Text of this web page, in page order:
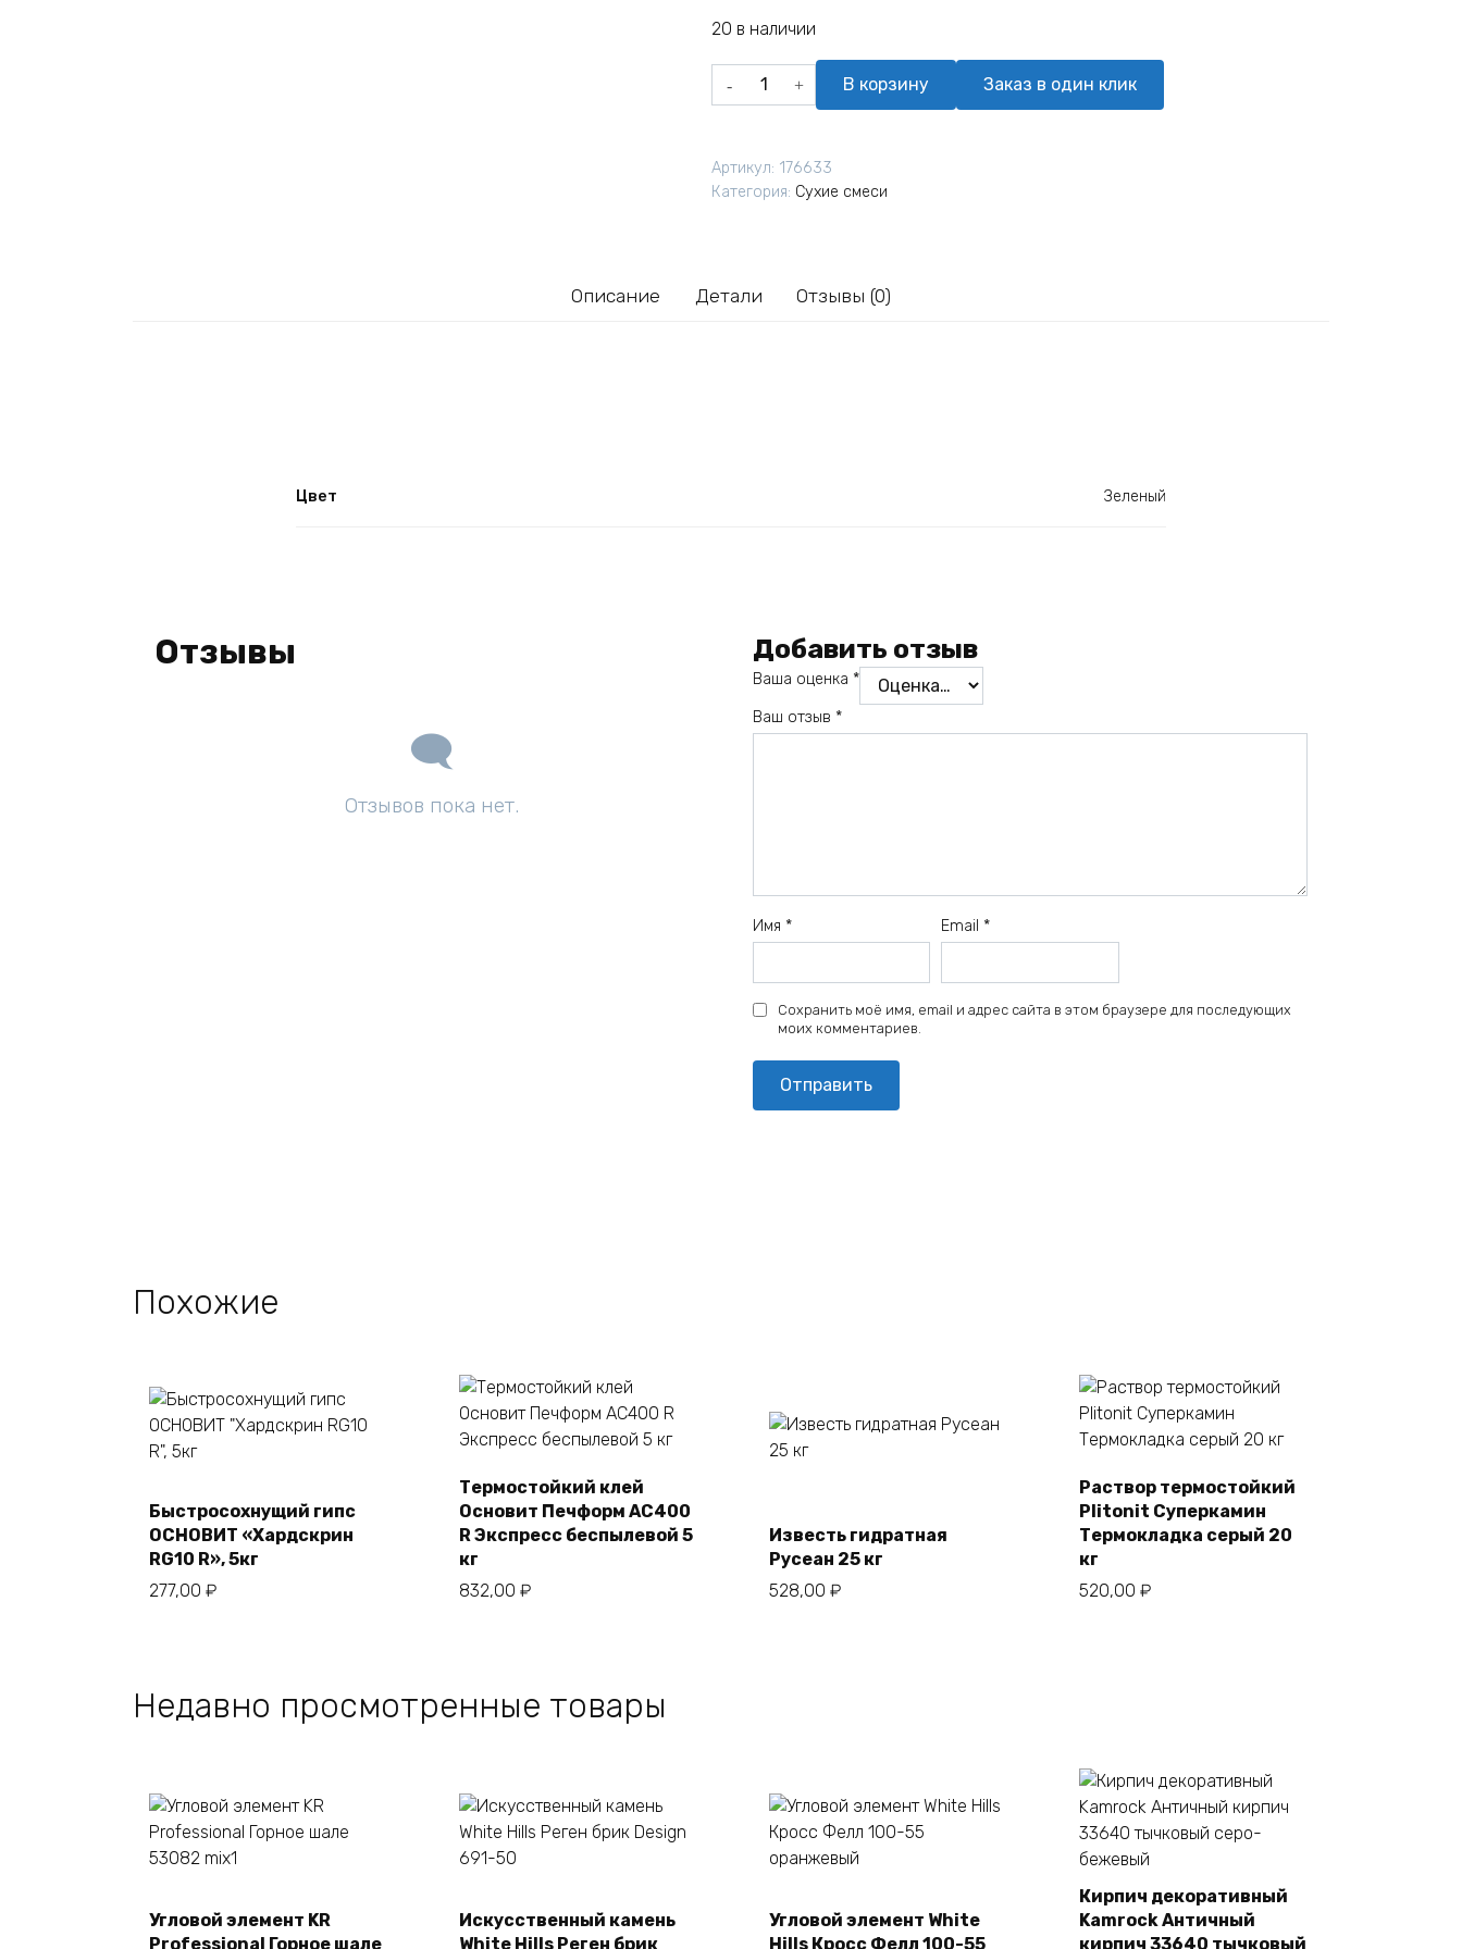
20 в наличии
Количество
товара
декоративная
В корзину Заказ в один клик
Артикул: 176633
Категория: Сухие смеси
Описание Детали Отзывы (0)
Цвет Зеленый
Отзывы
Отзывов пока нет.
Добавить отзыв
Ваша оценка *
Ваш отзыв *
Имя * Email *
Сохранить моё имя, email и адрес сайта в этом браузере для последующих
моих комментариев.
Похожие
В корзину
Быстросохнущий гипс
ОСНОВИТ «Хардскрин
RG10 R», 5кг
277,00 ₽
В корзину
Термостойкий клей
Основит Печформ AC400
R Экспресс беспылевой 5
кг
832,00 ₽
В корзину
Известь гидратная
Русеан 25 кг
528,00 ₽
В корзину
Раствор термостойкий
Plitonit Суперкамин
Термокладка серый 20
кг
520,00 ₽
Недавно просмотренные товары
В корзину
Угловой элемент KR
Professional Горное шале
В корзину
Искусственный камень
White Hills Реген брик
В корзину
Угловой элемент White
Hills Кросс Фелл 100-55
В корзину
Кирпич декоративный
Kamrock Античный
кирпич 33640 тычковый